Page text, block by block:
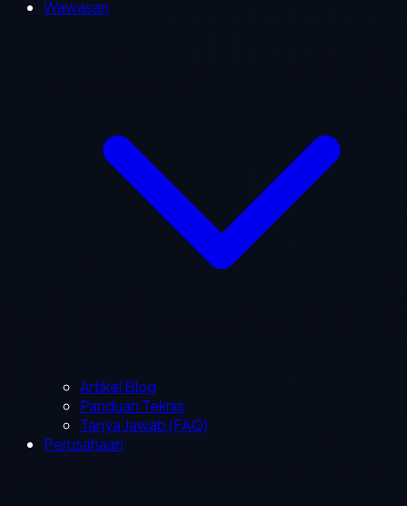
Wawasan
Artikel Blog
Panduan Teknis
Tanya Jawab (FAQ)
Perusahaan